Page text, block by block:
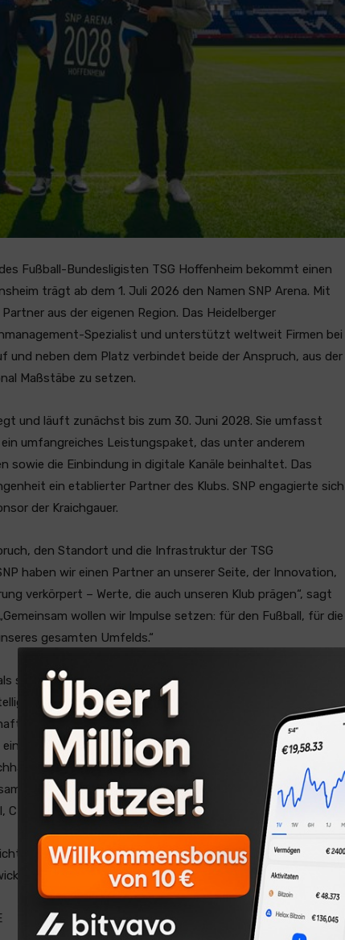
Fußball-Bundesligisten TSG Hoffenheim bekommt einen
trägt ab dem 1. Juli 2026 den Namen SNP Arena. Mit
aus der eigenen Region. Das Heidelberger
Spezialist und unterstützt weltweit Firmen bei
und neben dem Platz verbindet beide der Anspruch, aus der
Maßstäbe zu setzen.
und läuft zunächst bis zum 30. Juni 2028. Sie umfasst
umfangreiches Leistungspaket, das unter anderem
die Einbindung in digitale Kanäle beinhaltet. Das
ein etablierter Partner des Klubs. SNP engagierte sich
der Kraichgauer.
den Standort und die Infrastruktur der TSG
haben wir einen Partner an unserer Seite, der Innovation,
verkörpert – Werte, die auch unseren Klub prägen“, sagt
wollen wir Impulse setzen: für den Fußball, für die
gesamten Umfelds.“
strategischen Schritt. „Das vertrauensvolle Zusammenspiel
ist heute ein zentraler Erfolgsfaktor – im
Die TSG Hoffenheim steht für ein starkes regionales
Gleichzeitig bietet uns die SNP Arena
Plattform, unsere Wachstumsstrategie weiter zu
mit Daniel Förderer, Andi Schicker und dem
CEO von SNP.
die TSG Hoffenheim ihren Anspruch, sich als moderner
– sportlich, wirtschaftlich und infrastrukturell.